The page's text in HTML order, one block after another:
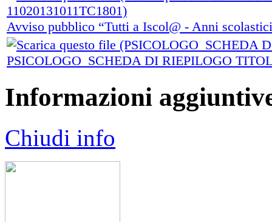
Avviso pubblico “Tutti a Iscol@ - Anni
PSICOLOGO_SCHEDA DI RIEPILOGO
Informazioni
Chiudi info